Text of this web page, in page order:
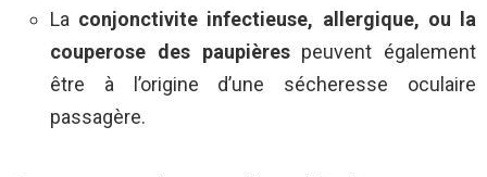
La conjonctivite infectieuse, allergique, ou la
couperose des paupièrespeuvent également
être à l’origine d’une sécheresse oculaire
passagère.